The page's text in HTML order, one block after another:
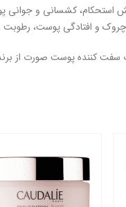
استحکام، کشسانی و جوانی
چروک و افتادگی پوست،
کننده پوست صورت از